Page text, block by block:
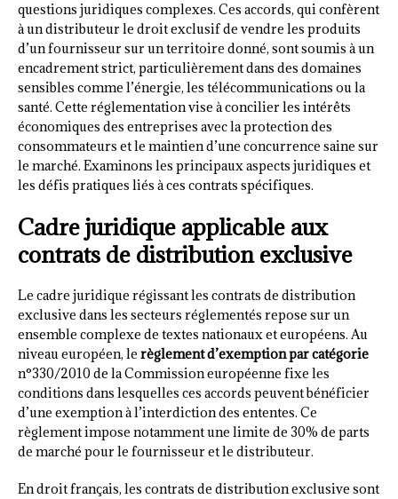
questions juridiques complexes. Ces accords, qui confèrent
à un distributeur le droit exclusif de vendre les produits
d’un fournisseur sur un territoire donné, sont soumis à un
encadrement strict, particulièrement dans des domaines
sensibles comme l’énergie, les télécommunications ou la
santé. Cette réglementation vise à concilier les intérêts
économiques des entreprises avec la protection des
consommateurs et le maintien d’une concurrence saine sur
le marché. Examinons les principaux aspects juridiques et
les défis pratiques liés à ces contrats spécifiques.
Cadre juridique applicable aux
contrats de distribution exclusive
Le cadre juridique régissant les contrats de distribution
exclusive dans les secteurs réglementés repose sur un
ensemble complexe de textes nationaux et européens. Au
niveau européen, le règlement d’exemption par catégorie
n°330/2010 de la Commission européenne fixe les
conditions dans lesquelles ces accords peuvent bénéficier
d’une exemption à l’interdiction des ententes. Ce
règlement impose notamment une limite de 30% de parts
de marché pour le fournisseur et le distributeur.
En droit français, les contrats de distribution exclusive sont